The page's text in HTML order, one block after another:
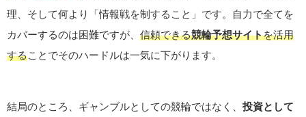
理、そして何より「情報戦を制すること」です。自力で全てを
カバーするのは困難ですが、 信頼できる競輪予想サイトを活用
することでそのハードルは一気に下がります。
結局のところ、ギャンブルとしての競輪ではなく、 投資として